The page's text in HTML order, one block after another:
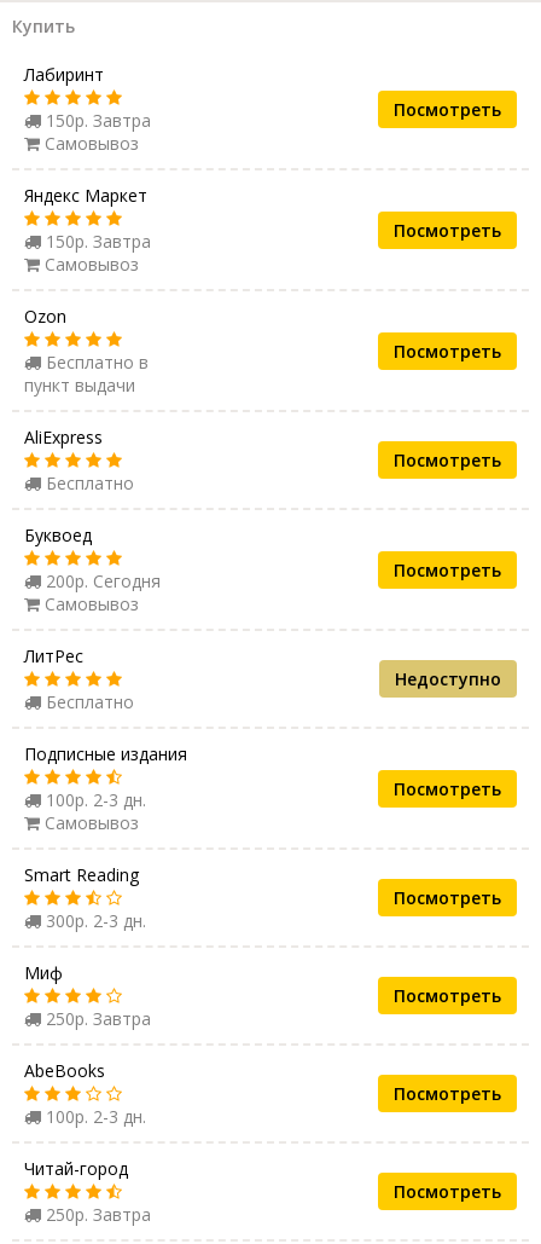
Купить
Лабиринт
150р. Завтра
Самовывоз
Посмотреть
Яндекс Маркет
150р. Завтра
Самовывоз
Посмотреть
Ozon
Бесплатно в
пункт выдачи
Посмотреть
AliExpress
Бесплатно
Посмотреть
Буквоед
200р. Сегодня
Самовывоз
Посмотреть
ЛитРес
Бесплатно
Недоступно
Подписные издания
100р. 2-3 дн.
Самовывоз
Посмотреть
Smart Reading
300р. 2-3 дн.
Посмотреть
Миф
250р. Завтра
Посмотреть
AbeBooks
100р. 2-3 дн.
Посмотреть
Читай-город
250р. Завтра
Посмотреть